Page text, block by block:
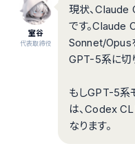
室谷
代表取締役
現状、
です。Claude
Sonnet/Opus
GPT-5系に切
もしGPT-5系
は、Codex
なります。